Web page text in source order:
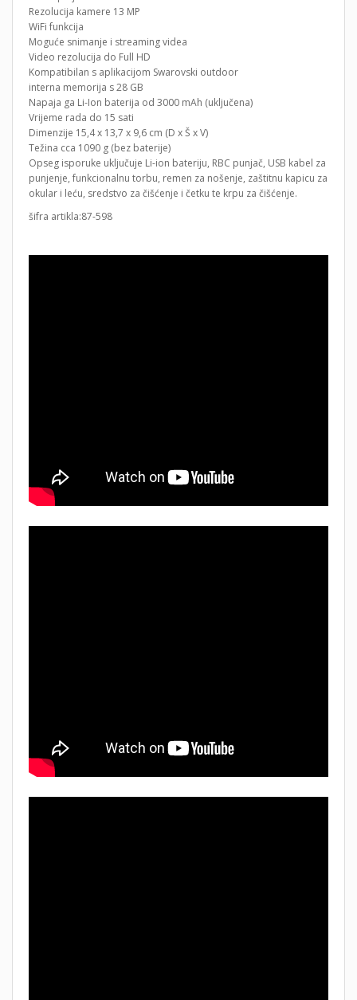
Rezolucija kamere 13 MP
WiFi funkcija
Moguće snimanje i streaming videa
Video rezolucija do Full HD
Kompatibilan s aplikacijom Swarovski outdoor
interna memorija s 28 GB
Napaja ga Li-Ion baterija od 3000 mAh (uključena)
Vrijeme rada do 15 sati
Dimenzije 15,4 x 13,7 x 9,6 cm (D x Š x V)
Težina cca 1090 g (bez baterije)
Opseg isporuke uključuje Li-ion bateriju, RBC punjač, ​​USB kabel za
punjenje, funkcionalnu torbu, remen za nošenje, zaštitnu kapicu za
okular i leću, sredstvo za čišćenje i četku te krpu za čišćenje.
šifra artikla:87-598